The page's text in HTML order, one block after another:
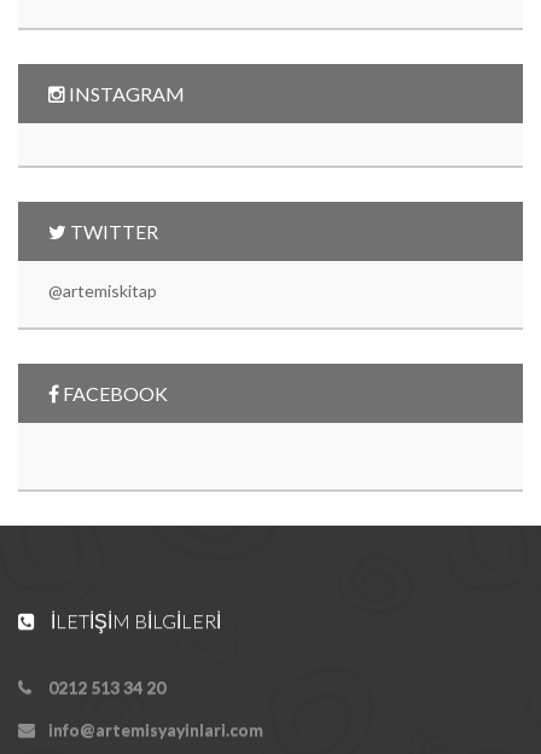
INSTAGRAM
TWITTER
@artemiskitap
FACEBOOK
İLETIŞIM BILGILERI
0212 513 34 20
info@artemisyayinlari.com